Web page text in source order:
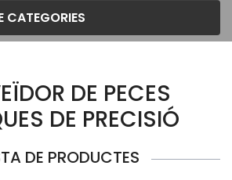
CATEGORIES
DE PECES
DE PRECISIÓ
DE PRODUCTES